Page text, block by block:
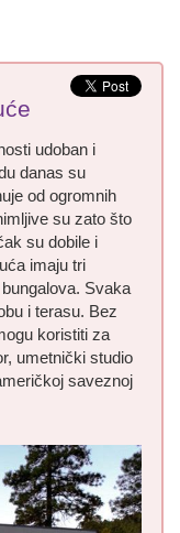
udoban i
danas su
od ogromnih
su zato što
su dobile i
imaju tri
Svaka
i terasu. Bez
koristiti za
umetnički studio
saveznoj